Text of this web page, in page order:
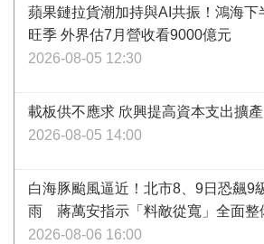
蘋果鏈拉貨潮加持與AI共振！鴻海下
旺季 外界估7月營收看9000億元
2026-08-05 12:30
載板供不應求 欣興提高資本支出擴產
2026-08-05 14:00
白海豚颱風逼近！北市8、9日恐飆9
雨 蔣萬安指示「料敵從寬」全面整
2026-08-06 16:00